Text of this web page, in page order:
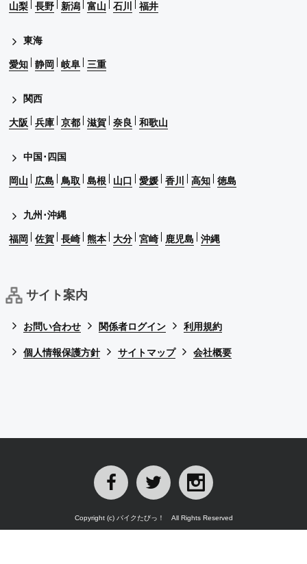
山梨 長野 新潟 富山 石川 福井
東海
愛知 静岡 岐阜 三重
関西
大阪 兵庫 京都 滋賀 奈良 和歌山
中国･四国
岡山 広島 鳥取 島根 山口 愛媛 香川 高知 徳島
九州･沖縄
福岡 佐賀 長崎 熊本 大分 宮崎 鹿児島 沖縄
サイト案内
お問い合わせ 関係者ログイン 利用規約
個人情報保護方針 サイトマップ 会社概要
Copyright (c) バイクたびっ！ All Rights Reserved